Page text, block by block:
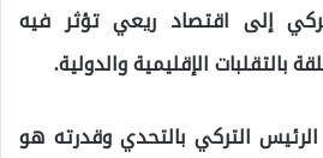
إلى اقتصاد ريعي تؤثر فيه
بالتقلبات الإقليمية والدولية.
التركي بالتحدي وقدرته هو